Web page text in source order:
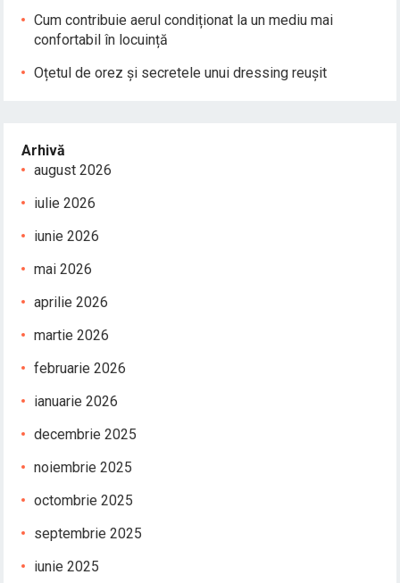
Cum contribuie aerul condiționat la un mediu mai
confortabil în locuință
Oțetul de orez și secretele unui dressing reușit
Arhivă
august 2026
iulie 2026
iunie 2026
mai 2026
aprilie 2026
martie 2026
februarie 2026
ianuarie 2026
decembrie 2025
noiembrie 2025
octombrie 2025
septembrie 2025
iunie 2025